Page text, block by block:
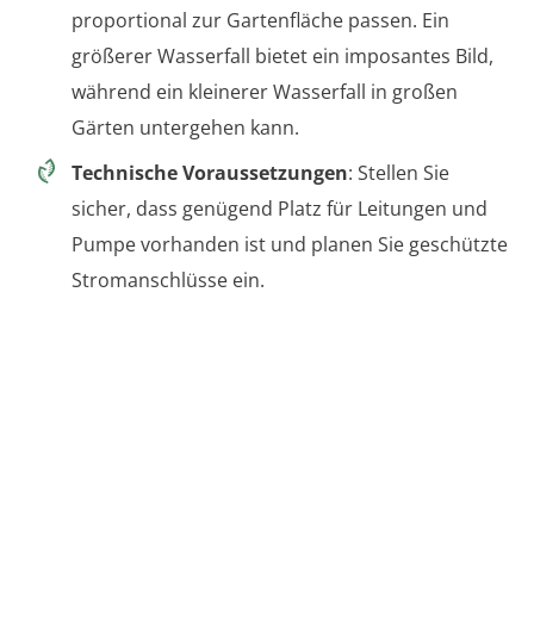
proportional zur Gartenfläche passen. Ein
größerer Wasserfall bietet ein imposantes Bild,
während ein kleinerer Wasserfall in großen
Gärten untergehen kann.
Technische Voraussetzungen: Stellen Sie
sicher, dass genügend Platz für Leitungen und
Pumpe vorhanden ist und planen Sie geschützte
Stromanschlüsse ein.